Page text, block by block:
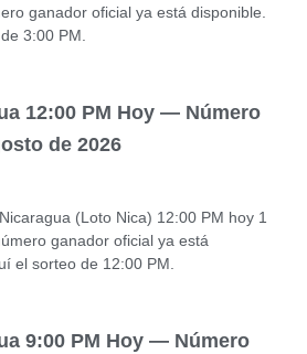
ganador oficial ya está disponible.
3:00 PM.
12:00 PM Hoy — Número
de 2026
(Loto Nica) 12:00 PM hoy 1
ganador oficial ya está
el sorteo de 12:00 PM.
9:00 PM Hoy — Número